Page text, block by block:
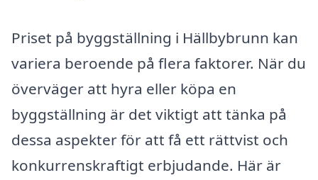
Priset på byggställning i Hällbybrunn kan
variera beroende på flera faktorer. När du
överväger att hyra eller köpa en
byggställning är det viktigt att tänka på
dessa aspekter för att få ett rättvist och
konkurrenskraftigt erbjudande. Här är